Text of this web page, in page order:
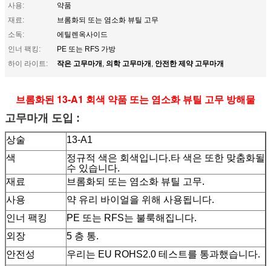
사용:
약품
재료:
브롬화되 또는 염소화 뷰틸 고무
소독:
에틸렌옥사이드
인너 팩킹:
PE 또는 RFS 가방
하이 라이트:
작은 고무마개, 의학 고무마개, 안전한 제약 고무마개
브롬화된 13-A1 회색 약품 또는 염소화 뷰틸 고무 방해물
고무마개 도입 :
상술
13-A1
색
정규적 색은 회색입니다.타 색은 또한 맞춤화될
수 있습니다.
재료
브롬화되 또는 염소화 뷰틸 고무.
사용
약 유리 바이얼을 위해 사용됩니다.
인너 팩킹
PE 또는 RFS는 불룩해집니다.
외장
5 층 통.
안전성
우리는 EU ROHS2.0 테스트를 통과했습니다.